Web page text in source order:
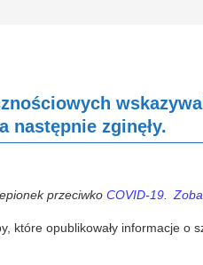
następnie zginęły.
przeciwko COVID-19.
które opublikowały informacje o